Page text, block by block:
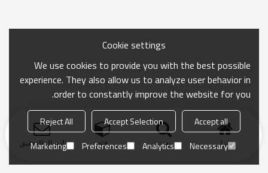
منزل بحث فئة ارسال التحقيق
Cookie settings
We use cookies to provide you with the best possible
experience. They also allow us to analyze user behavior in
order to constantly improve the website for you.
Accept all
Accept Selection
Reject All
Necessary
Analytics
Preferences
Marketing